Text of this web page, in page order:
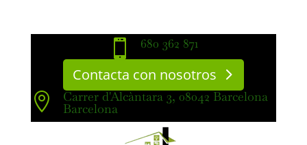
 680 362 871
Contacta con nosotros
 Carrer d'Alcàntara 3, 08042 Barcelona
Barcelona